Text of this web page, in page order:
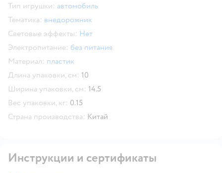
Тип игрушки: автомобиль
Тематика: внедорожник
Световые эффекты: Нет
Электропитание: без питания
Материал: пластик
Длина упаковки, см: 10
Ширина упаковки, см: 14.5
Вес упаковки, кг: 0.15
Страна производства: Китай
Инструкции и сертификаты